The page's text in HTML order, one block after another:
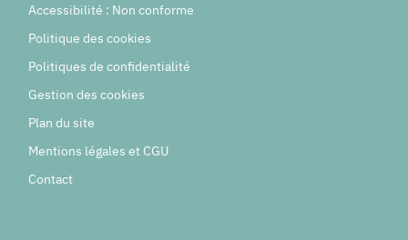
Accessibilité : Non conforme
Politique des cookies
Politiques de confidentialité
Gestion des cookies
Plan du site
Mentions légales et CGU
Contact